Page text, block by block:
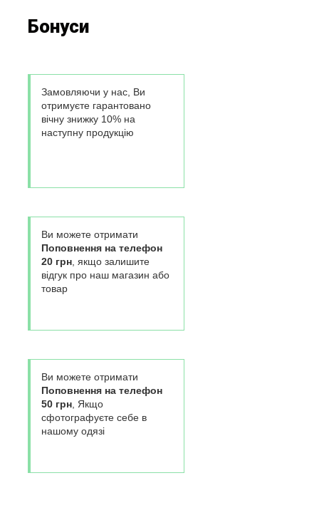
Бонуси
Замовляючи у нас, Ви
отримуєте гарантовано
вічну знижку 10% на
наступну продукцію
Ви можете отримати
Поповнення на телефон
20 грн, якщо залишите
відгук про наш магазин або
товар
Ви можете отримати
Поповнення на телефон
50 грн, Якщо
сфотографуєте себе в
нашому одязі